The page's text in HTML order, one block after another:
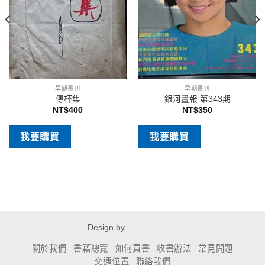
早期書刊
傳杯集
NT$400
我要購買
早期書刊
銀河畫報 第343期
NT$350
我要購買
Design by
關於我們 書籍總覽 如何買書 收書辦法
常見問題
交通位置
聯絡我們